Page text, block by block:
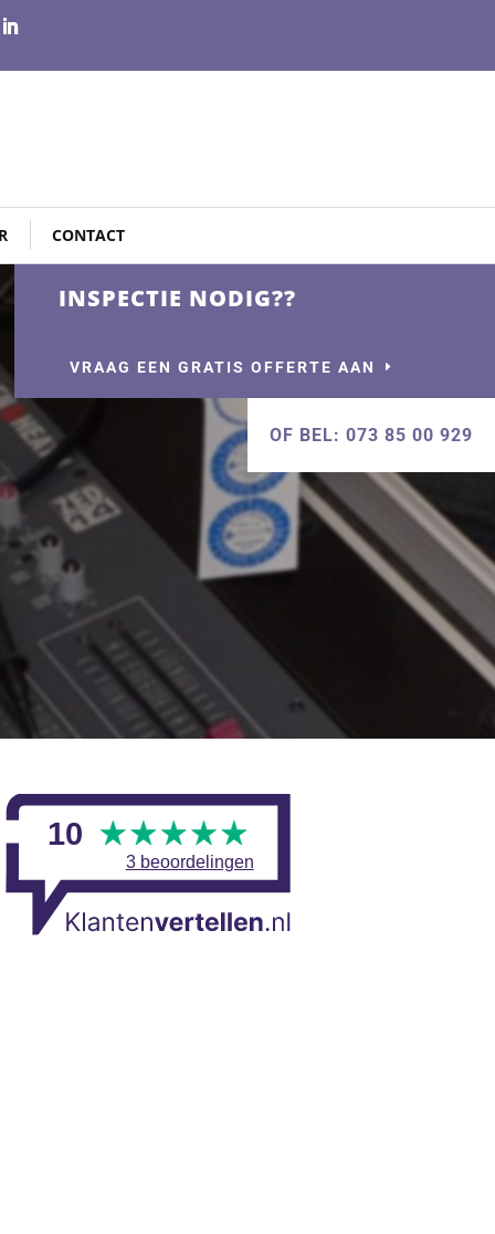
CONTACT
INSPECTIE NODIG??
VRAAG EEN GRATIS OFFERTE AAN
OF BEL: 073 85 00 929